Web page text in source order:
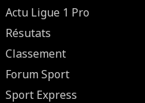
Actu Ligue 1 Pro
Résutats
Classement
Forum Sport
Sport Express